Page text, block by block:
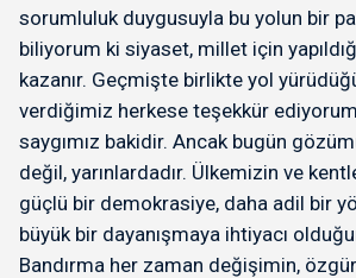
sorumluluk duygusuyla bu yolun bir
biliyorum ki siyaset, millet için
kazanır. Geçmişte birlikte yol
verdiğimiz herkese teşekkür
saygımız bakidir. Ancak bugün
değil, yarınlardadır. Ülkemizin ve
güçlü bir demokrasiye, daha adil bir
büyük bir dayanışmaya ihtiyacı
Bandırma her zaman değişimin,